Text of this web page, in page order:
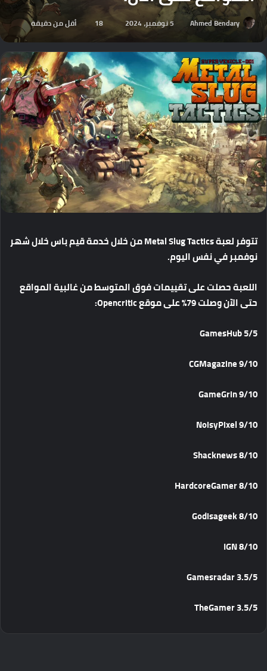
Ahmed Bendary 5 نوفمبر، 2024 18 أقل من دقيقة
تتوفرلعبة منخلالخدمةقيمباسخلالشهر
نوفمبرفينفساليوم.
اللعبةحصلتعلىتقييماتفوقالمتوسطمنغالبيةالمواقع
حتىالآنوصلت علىموقع
GamesHub 5/5
CGMagazine 9/10
GameGrin 9/10
NoisyPixel 9/10
Shacknews 8/10
HardcoreGamer 8/10
Godisageek 8/10
IGN 8/10
Gamesradar 3.5/5
TheGamer 3.5/5